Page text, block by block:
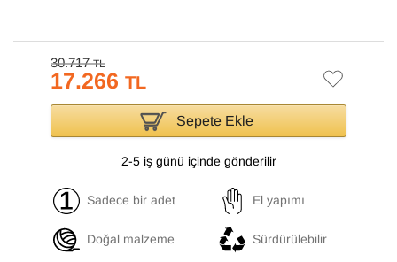
30.717TL
17.266 TL
Sepete Ekle
2-5 iş günü içinde gönderilir
Sadece bir adet El yapımı
Doğal malzeme Sürdürülebilir